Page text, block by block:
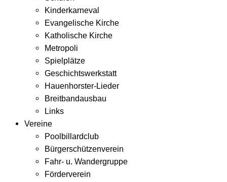
Kinderkarneval
Evangelische Kirche
Katholische Kirche
Metropoli
Spielplätze
Geschichtswerkstatt
Hauenhorster-Lieder
Breitbandausbau
Links
Vereine
Poolbillardclub
Bürgerschützenverein
Fahr- u. Wandergruppe
Förderverein